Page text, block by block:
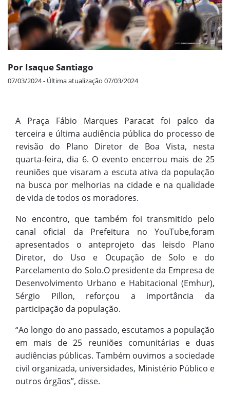
Por Isaque Santiago
07/03/2024 - Última atualização 07/03/2024
A Praça Fábio Marques Paracat foi palco da
terceira e última audiência pública do processo de
revisão do Plano Diretor de Boa Vista, nesta
quarta-feira, dia 6. O evento encerrou mais de 25
reuniões que visaram a escuta ativa da população
na busca por melhorias na cidade e na qualidade
de vida de todos os moradores.
No encontro, que também foi transmitido pelo
canal oficial da Prefeitura no YouTube,foram
apresentados o anteprojeto das leisdo Plano
Diretor, do Uso e Ocupação de Solo e do
Parcelamento do Solo.O presidente da Empresa de
Desenvolvimento Urbano e Habitacional (Emhur),
Sérgio Pillon, reforçou a importância da
participação da população.
“Ao longo do ano passado, escutamos a população
em mais de 25 reuniões comunitárias e duas
audiências públicas. Também ouvimos a sociedade
civil organizada, universidades, Ministério Público e
outros órgãos”, disse.